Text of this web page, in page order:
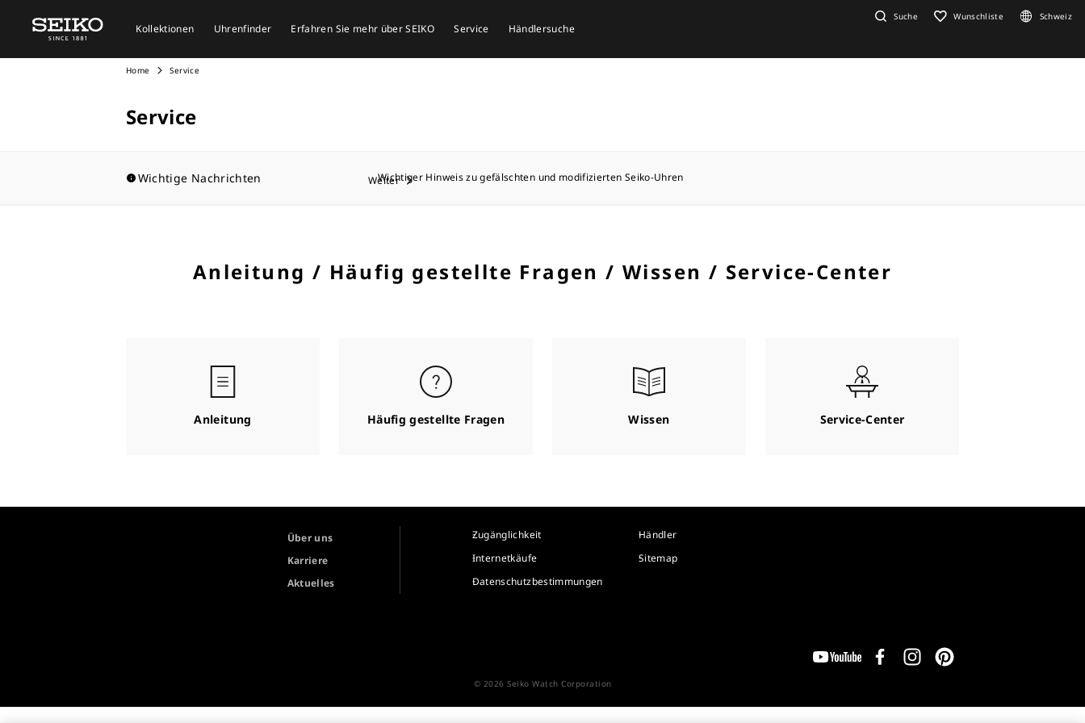
Kollektionen Uhrenfinder Erfahren Sie mehr über SEIKO Service Händlersuche
Suche Wunschliste Schweiz
Home Service
Service
Wichtige Nachrichten Wichtiger Hinweis zu gefälschten und modifizierten Seiko-Uhren
Weiter
Anleitung / Häufig gestellte Fragen / Wissen / Service-Center
Anleitung Häufig gestellte Fragen Wissen Service-Center
Über uns
Karriere
Aktuelles
Zugänglichkeit
Internetkäufe
Datenschutzbestimmungen
Händler
Sitemap
© 2026 Seiko Watch Corporation